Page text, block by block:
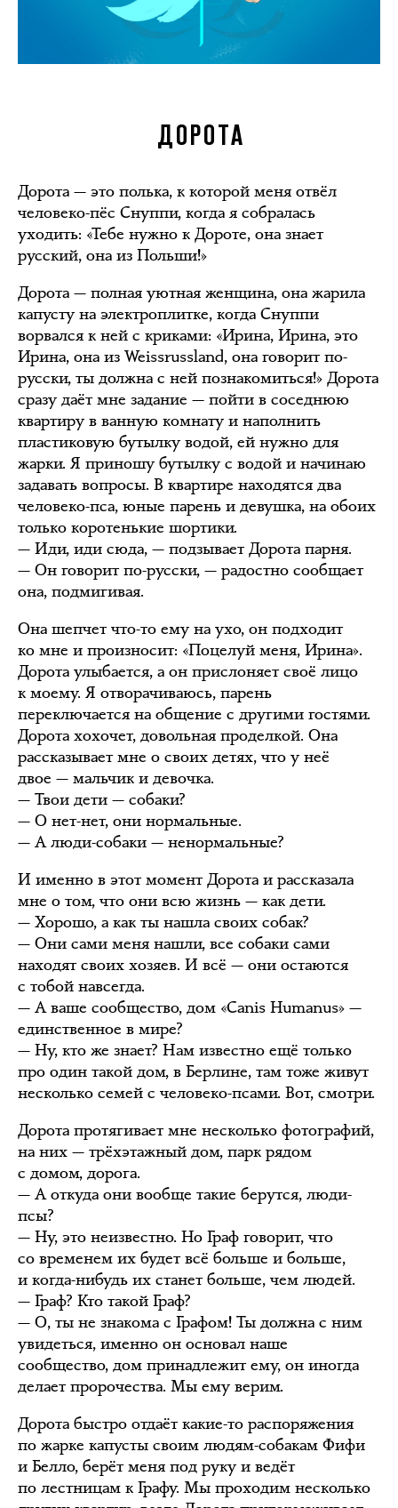
ДОРОТА
Дорота — это полька, к которой меня отвёл
человеко-пёс Снуппи, когда я собралась
уходить: «Тебе нужно к Дороте, она знает
русский, она из Польши!»
Дорота — полная уютная женщина, она жарила
капусту на электроплитке, когда Снуппи
ворвался к ней с криками: «Ирина, Ирина, это
Ирина, она из Weissrussland, она говорит по-
русски, ты должна с ней познакомиться!» Дорота
сразу даёт мне задание — пойти в соседнюю
квартиру в ванную комнату и наполнить
пластиковую бутылку водой, ей нужно для
жарки. Я приношу бутылку с водой и начинаю
задавать вопросы. В квартире находятся два
человеко-пса, юные парень и девушка, на обоих
только коротенькие шортики.
— Иди, иди сюда, — подзывает Дорота парня.
— Он говорит по-русски, — радостно сообщает
она, подмигивая.
Она шепчет что-то ему на ухо, он подходит
ко мне и произносит: «Поцелуй меня, Ирина».
Дорота улыбается, а он прислоняет своё лицо
к моему. Я отворачиваюсь, парень
переключается на общение с другими гостями.
Дорота хохочет, довольная проделкой. Она
рассказывает мне о своих детях, что у неё
двое — мальчик и девочка.
— Твои дети — собаки?
— О нет-нет, они нормальные.
— А люди-собаки — ненормальные?
И именно в этот момент Дорота и рассказала
мне о том, что они всю жизнь — как дети.
— Хорошо, а как ты нашла своих собак?
— Они сами меня нашли, все собаки сами
находят своих хозяев. И всё — они остаются
с тобой навсегда.
— А ваше сообщество, дом «Canis Humanus» —
единственное в мире?
— Ну, кто же знает? Нам известно ещё только
про один такой дом, в Берлине, там тоже живут
несколько семей с человеко-псами. Вот, смотри.
Дорота протягивает мне несколько фотографий,
на них — трёхэтажный дом, парк рядом
с домом, дорога.
— А откуда они вообще такие берутся, люди-
псы?
— Ну, это неизвестно. Но Граф говорит, что
со временем их будет всё больше и больше,
и когда-нибудь их станет больше, чем людей.
— Граф? Кто такой Граф?
— О, ты не знакома с Графом! Ты должна с ним
увидеться, именно он основал наше
сообщество, дом принадлежит ему, он иногда
делает пророчества. Мы ему верим.
Дорота быстро отдаёт какие-то распоряжения
по жарке капусты своим людям-собакам Фифи
и Белло, берёт меня под руку и ведёт
по лестницам к Графу. Мы проходим несколько